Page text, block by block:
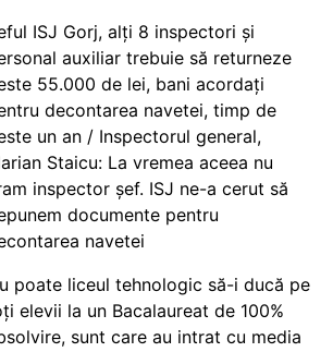
ISJ Gorj, alți 8 inspectori și
auxiliar trebuie să returneze
55.000 de lei, bani acordați
decontarea navetei, timp de
un an / Inspectorul general,
Staicu: La vremea aceea nu
inspector șef. ISJ ne-a cerut să
documente pentru
navetei
poate liceul tehnologic să-i ducă pe
elevii la un Bacalaureat de 100%
sunt care au intrat cu media